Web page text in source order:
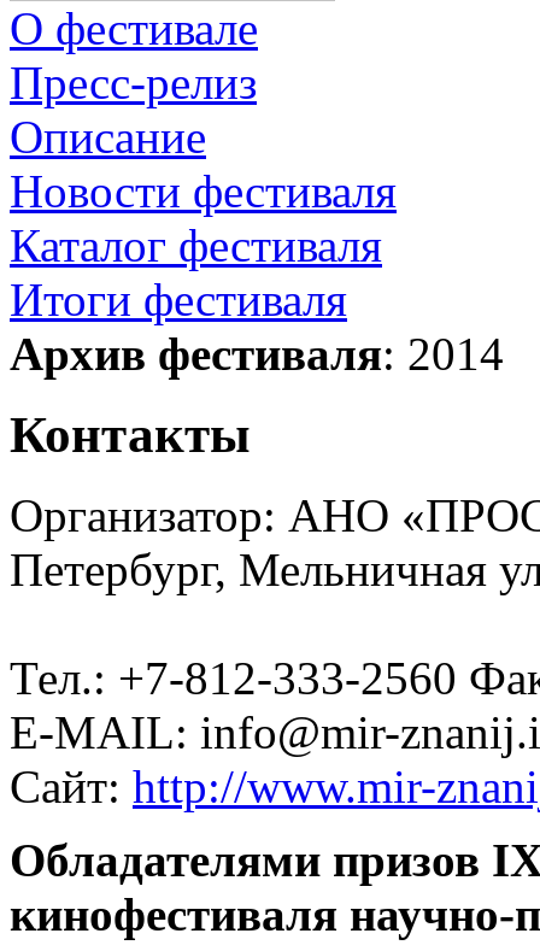
О фестивале
Пресс-релиз
Описание
Новости фестиваля
Каталог фестиваля
Итоги фестиваля
Архив фестиваля: 2014
Контакты
Организатор: АНО
Петербург, Мельничная
Тел.: +7-812-333-2560
E-MAIL: info@mir-
Сайт: http://www.mir-
Обладателями призов
кинофестиваля